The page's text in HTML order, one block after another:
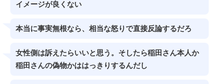
イメージが良くない
本当に事実無根なら、相当な怒りで直接反論するだろ
女性側は訴えたらいいと思う。そしたら稲田さん本人か
稲田さんの偽物かははっきりするんだし